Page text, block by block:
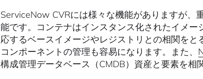
ServiceNow CVRには様々な機能がありますが、
能です。コンテナはインスタンス化されたイメ
応するベースイメージやレジストリとの相関を
コンポーネントの管理も容易になります。また、
構成管理データベース（CMDB）資産と要素を相